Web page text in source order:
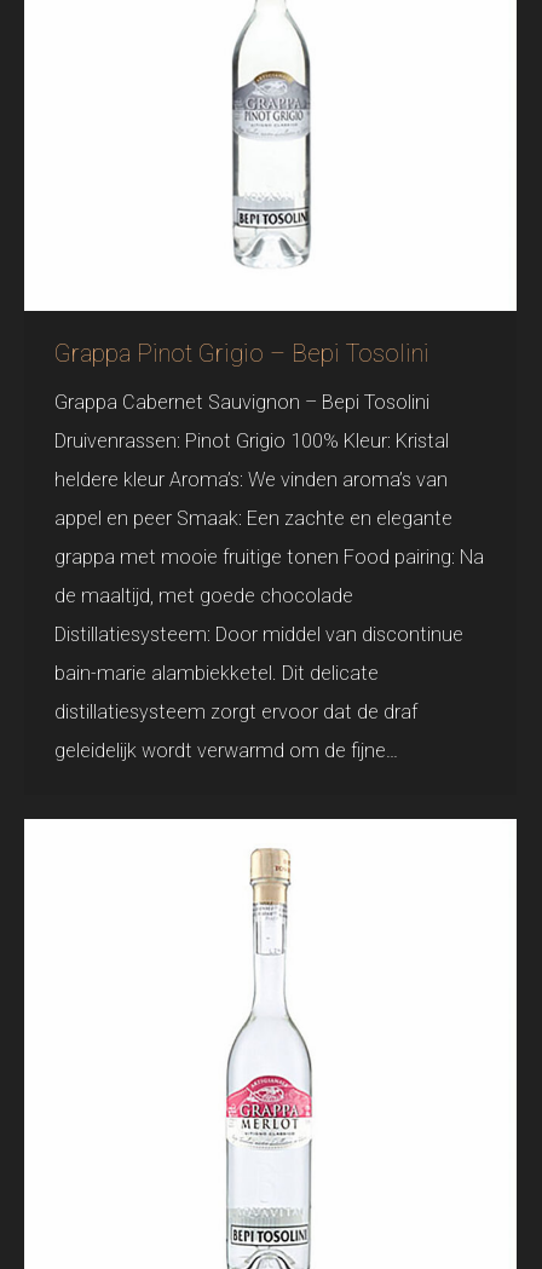
Grappa Pinot Grigio – Bepi Tosolini
Grappa Cabernet Sauvignon – Bepi Tosolini
Druivenrassen: Pinot Grigio 100% Kleur: Kristal
heldere kleur Aroma’s: We vinden aroma’s van
appel en peer Smaak: Een zachte en elegante
grappa met mooie fruitige tonen Food pairing: Na
de maaltijd, met goede chocolade
Distillatiesysteem: Door middel van discontinue
bain-marie alambiekketel. Dit delicate
distillatiesysteem zorgt ervoor dat de draf
geleidelijk wordt verwarmd om de fijne…